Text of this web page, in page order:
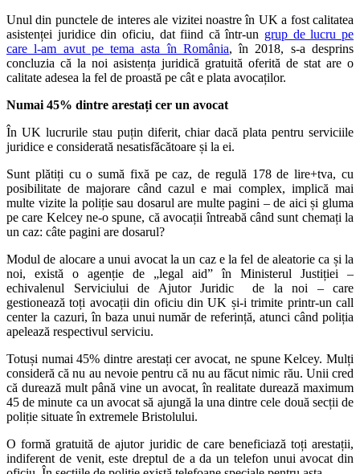
Unul din punctele de interes ale vizitei noastre în UK a fost calitatea
asistenței juridice din oficiu, dat fiind că într-un grup de lucru pe
care l-am avut pe tema asta în România, în 2018, s-a desprins
concluzia că la noi asistența juridică gratuită oferită de stat are o
calitate adesea la fel de proastă pe cât e plata avocaților.
Numai 45% dintre arestați cer un avocat
În UK lucrurile stau puțin diferit, chiar dacă plata pentru serviciile
juridice e considerată nesatisfăcătoare și la ei.
Sunt plătiți cu o sumă fixă pe caz, de regulă 178 de lire+tva, cu
posibilitate de majorare când cazul e mai complex, implică mai
multe vizite la poliție sau dosarul are multe pagini – de aici și gluma
pe care Kelcey ne-o spune, că avocații întreabă când sunt chemați la
un caz: câte pagini are dosarul?
Modul de alocare a unui avocat la un caz e la fel de aleatorie ca și la
noi, există o agenție de „legal aid” în Ministerul Justiției –
echivalenul Serviciului de Ajutor Juridic de la noi – care
gestionează toți avocații din oficiu din UK și-i trimite printr-un call
center la cazuri, în baza unui număr de referință, atunci când poliția
apelează respectivul serviciu.
Totuși numai 45% dintre arestați cer avocat, ne spune Kelcey. Mulți
consideră că nu au nevoie pentru că nu au făcut nimic rău. Unii cred
că durează mult până vine un avocat, în realitate durează maximum
45 de minute ca un avocat să ajungă la una dintre cele două secții de
poliție situate în extremele Bristolului.
O formă gratuită de ajutor juridic de care beneficiază toți arestații,
indiferent de venit, este dreptul de a da un telefon unui avocat din